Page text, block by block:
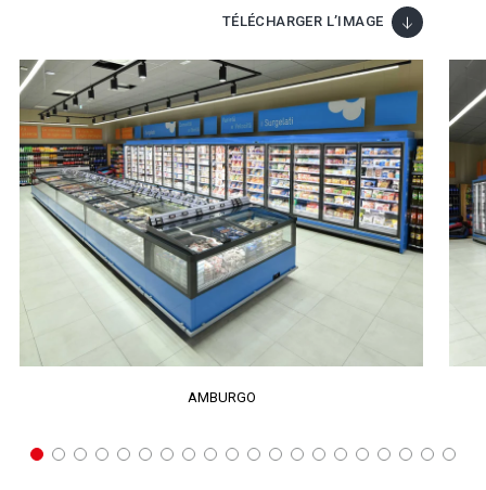
TÉLÉCHARGER L’IMAGE
AMBURGO